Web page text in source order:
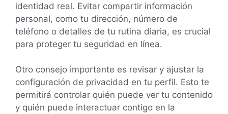
identidad real. Evitar compartir información
personal, como tu dirección, número de
teléfono o detalles de tu rutina diaria, es crucial
para proteger tu seguridad en línea.
Otro consejo importante es revisar y ajustar la
configuración de privacidad en tu perfil. Esto te
permitirá controlar quién puede ver tu contenido
y quién puede interactuar contigo en la